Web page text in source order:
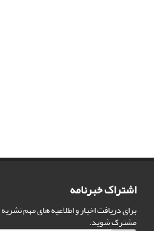
اشتراک خبرنامه
برای دریافت اخبار و اطلاعیه های مهم
مشترک شوید.